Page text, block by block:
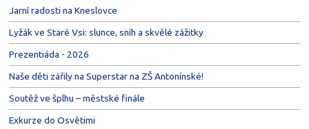
Jarní radosti na Kneslovce
Lyžák ve Staré Vsi: slunce, sníh a skvělé zážitky
Prezentiáda - 2026
Naše děti zářily na Superstar na ZŠ Antonínské!
Soutěž ve šplhu – městské finále
Exkurze do Osvětimi